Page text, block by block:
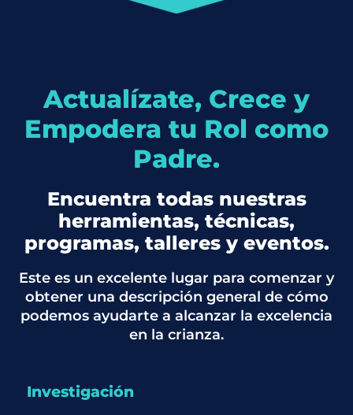
Actualízate, Crece y
Empodera tu Rol como
Padre.
Encuentra todas nuestras
herramientas, técnicas,
programas, talleres y eventos.
Este es un excelente lugar para comenzar y
obtener una descripción general de cómo
podemos ayudarte a alcanzar la excelencia
en la crianza.
Investigación